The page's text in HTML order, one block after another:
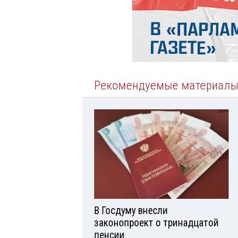
Рекомендуемые материалы
В Госдуму внесли
законопроект о тринадцатой
пенсии